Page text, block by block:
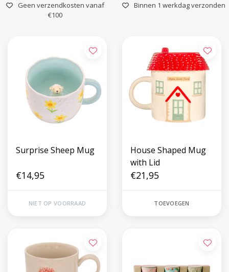
Geen verzendkosten vanaf
€100
Binnen 1 werkdag verzonden
Surprise Sheep Mug
€14,95
NIET OP VOORRAAD
House Shaped Mug
with Lid
€21,95
TOEVOEGEN